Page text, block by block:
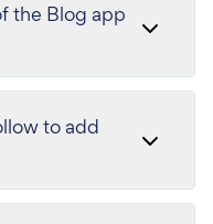
the Blog app
to add